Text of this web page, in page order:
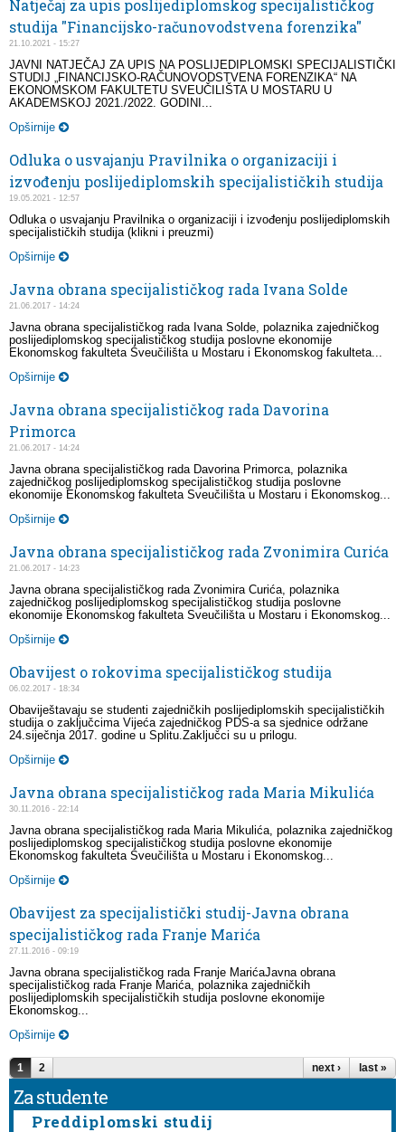
Natječaj za upis poslijediplomskog specijalističkog
studija "Financijsko-računovodstvena forenzika"
21.10.2021 - 15:27
JAVNI NATJEČAJ ZA UPIS NA POSLIJEDIPLOMSKI SPECIJALISTIČKI
STUDIJ „FINANCIJSKO-RAČUNOVODSTVENA FORENZIKA“ NA
EKONOMSKOM FAKULTETU SVEUČILIŠTA U MOSTARU U
AKADEMSKOJ 2021./2022. GODINI...
Opširnije
Odluka o usvajanju Pravilnika o organizaciji i
izvođenju poslijediplomskih specijalističkih studija
19.05.2021 - 12:57
Odluka o usvajanju Pravilnika o organizaciji i izvođenju poslijediplomskih
specijalističkih studija (klikni i preuzmi)
Opširnije
Javna obrana specijalističkog rada Ivana Solde
21.06.2017 - 14:24
Javna obrana specijalističkog rada Ivana Solde, polaznika zajedničkog
poslijediplomskog specijalističkog studija poslovne ekonomije
Ekonomskog fakulteta Sveučilišta u Mostaru i Ekonomskog fakulteta...
Opširnije
Javna obrana specijalističkog rada Davorina
Primorca
21.06.2017 - 14:24
Javna obrana specijalističkog rada Davorina Primorca, polaznika
zajedničkog poslijediplomskog specijalističkog studija poslovne
ekonomije Ekonomskog fakulteta Sveučilišta u Mostaru i Ekonomskog...
Opširnije
Javna obrana specijalističkog rada Zvonimira Curića
21.06.2017 - 14:23
Javna obrana specijalističkog rada Zvonimira Curića, polaznika
zajedničkog poslijediplomskog specijalističkog studija poslovne
ekonomije Ekonomskog fakulteta Sveučilišta u Mostaru i Ekonomskog...
Opširnije
Obavijest o rokovima specijalističkog studija
06.02.2017 - 18:34
Obaviještavaju se studenti zajedničkih poslijediplomskih specijalističkih
studija o zaključcima Vijeća zajedničkog PDS-a sa sjednice održane
24.siječnja 2017. godine u Splitu.Zaključci su u prilogu.
Opširnije
Javna obrana specijalističkog rada Maria Mikulića
30.11.2016 - 22:14
Javna obrana specijalističkog rada Maria Mikulića, polaznika zajedničkog
poslijediplomskog specijalističkog studija poslovne ekonomije
Ekonomskog fakulteta Sveučilišta u Mostaru i Ekonomskog...
Opširnije
Obavijest za specijalistički studij-Javna obrana
specijalističkog rada Franje Marića
27.11.2016 - 09:19
Javna obrana specijalističkog rada Franje MarićaJavna obrana
specijalističkog rada Franje Marića, polaznika zajedničkih
poslijediplomskih specijalističkih studija poslovne ekonomije
Ekonomskog...
Opširnije
Pages
1 2 next › last »
Za studente
Preddiplomski studij